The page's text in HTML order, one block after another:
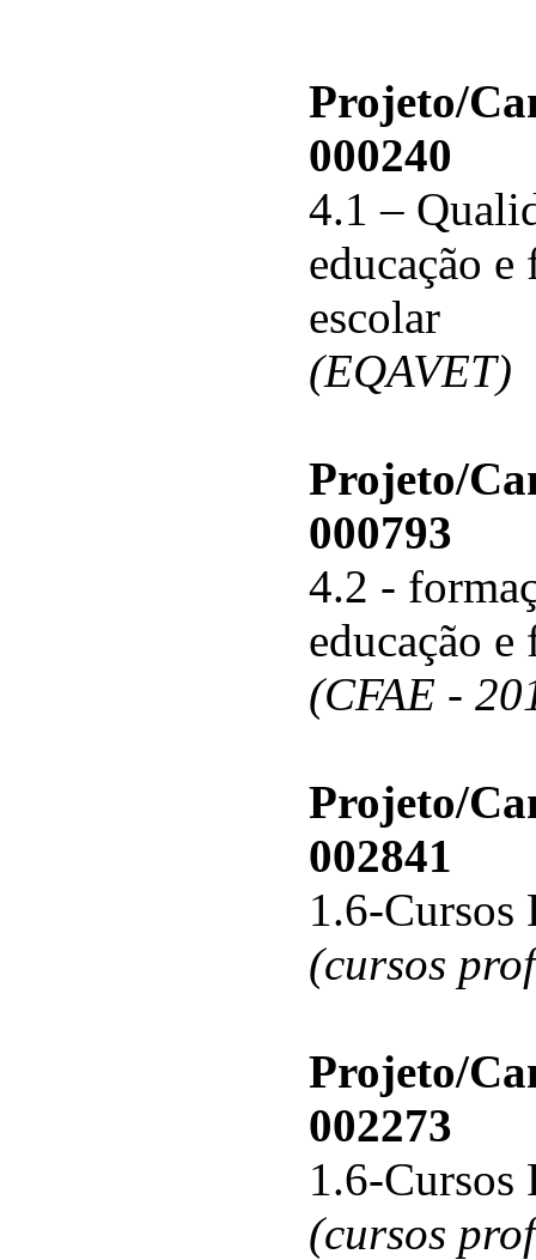
Projeto/
000240
4.1 –
educação e
escolar
(EQAVET)
Projeto/
000793
4.2 -
educação e
(CFAE -
Projeto/
002841
1.6-Cursos
(cursos
Projeto/
002273
1.6-Cursos
(cursos